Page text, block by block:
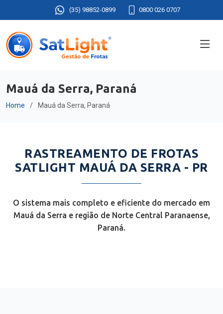
(35) 98852-0899 0800 026 0707
Mauá da Serra, Paraná
Home Mauá da Serra, Paraná
RASTREAMENTO DE FROTAS
SATLIGHT MAUÁ DA SERRA - PR
O sistema mais completo e eficiente do mercado em
Mauá da Serra e região de Norte Central Paranaense,
Paraná.